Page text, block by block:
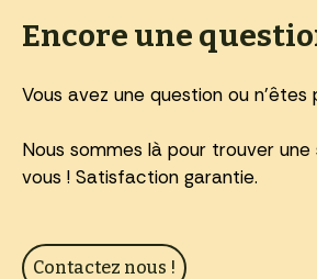
Encore une
Vous avez une question ou n'êtes
Nous sommes là pour trouver
vous ! Satisfaction garantie.
Contactez nous !